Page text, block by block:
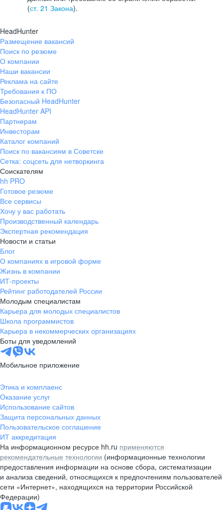
(ст. 21 Закона).
HeadHunter
Размещение вакансий
Поиск по резюме
О компании
Наши вакансии
Реклама на сайте
Требования к ПО
Безопасный HeadHunter
HeadHunter API
Партнерам
Инвесторам
Каталог компаний
Поиск по вакансиям в Советске
Сетка: соцсеть для нетворкинга
Соискателям
hh PRO
Готовое резюме
Все сервисы
Хочу у вас работать
Производственный календарь
Экспертная рекомендация
Новости и статьи
Блог
О компаниях в игровой форме
Жизнь в компании
ИТ-проекты
Рейтинг работодателей России
Молодым специалистам
Карьера для молодых специалистов
Школа программистов
Карьера в некоммерческих организациях
Боты для уведомлений
Мобильное приложение
Этика и комплаенс
Оказание услуг
Использование сайтов
Защита персональных данных
Пользовательское соглашение
ИТ аккредитация
На информационном ресурсе hh.ru применяются
рекомендательные технологии (информационные технологии
предоставления информации на основе сбора, систематизации
и анализа сведений, относящихся к предпочтениям пользователей
сети «Интернет», находящихся на территории Российской
Федерации)